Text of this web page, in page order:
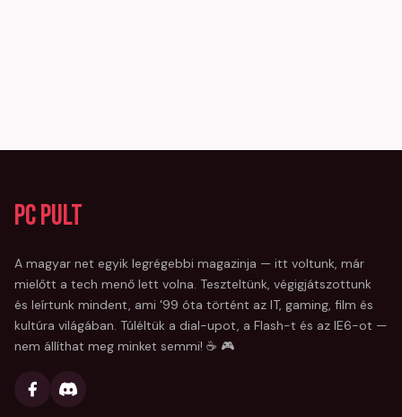
PC Pult
A magyar net egyik legrégebbi magazinja — itt voltunk, már
mielőtt a tech menő lett volna. Teszteltünk, végigjátszottunk
és leírtunk mindent, ami '99 óta történt az IT, gaming, film és
kultúra világában. Túléltük a dial-upot, a Flash-t és az IE6-ot —
nem állíthat meg minket semmi! ☕ 🎮